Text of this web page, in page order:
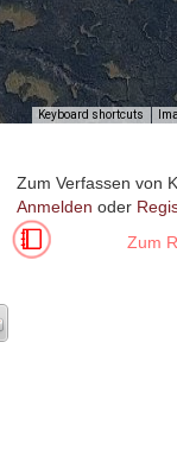
For
only
Keyboard shortcuts
Zum Verfassen von
Anmelden oder
Zum